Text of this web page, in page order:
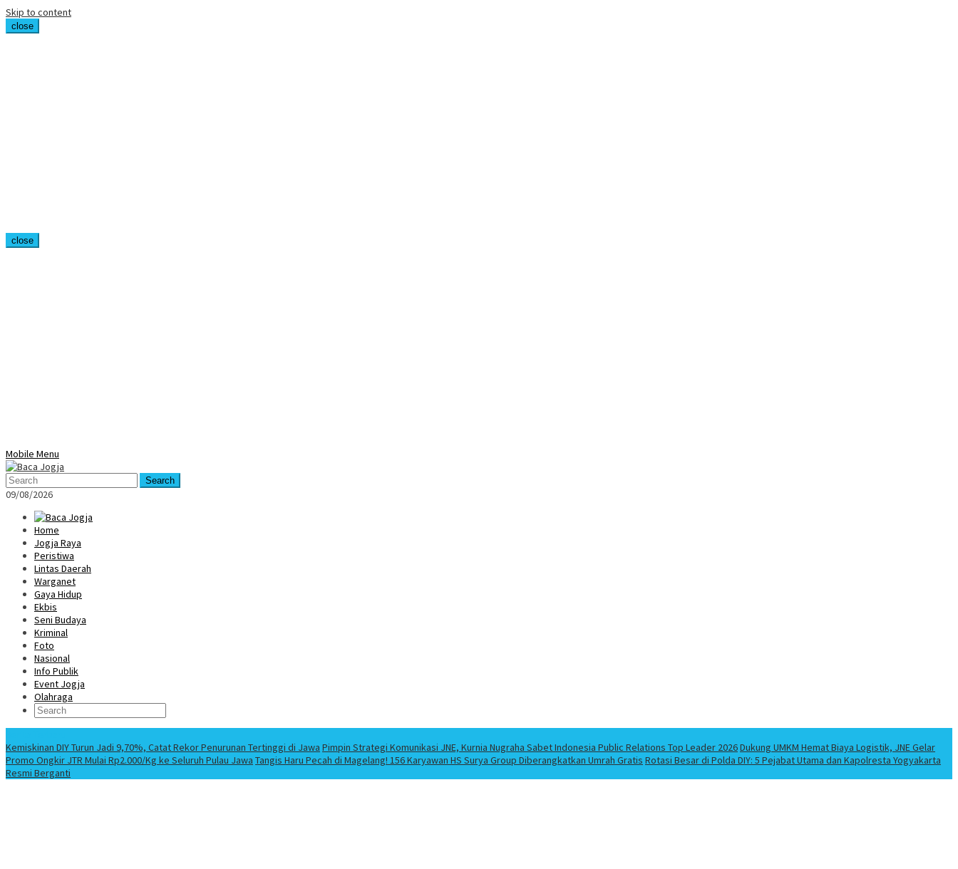
Skip to content
close
close
Mobile Menu
Search
09/08/2026
Home
Jogja Raya
Peristiwa
Lintas Daerah
Warganet
Gaya Hidup
Ekbis
Seni Budaya
Kriminal
Foto
Nasional
Info Publik
Event Jogja
Olahraga
Kemiskinan DIY Turun Jadi 9,70%, Catat Rekor Penurunan Tertinggi di Jawa Pimpin Strategi Komunikasi JNE, Kurnia Nugraha Sabet Indonesia Public Relations Top Leader 2026Dukung UMKM Hemat Biaya Logistik, JNE Gelar
Promo Ongkir JTR Mulai Rp2.000/Kg ke Seluruh Pulau Jawa Tangis Haru Pecah di Magelang! 156 Karyawan HS Surya Group Diberangkatkan Umrah Gratis Rotasi Besar di Polda DIY: 5 Pejabat Utama dan Kapolresta Yogyakarta
Resmi Berganti